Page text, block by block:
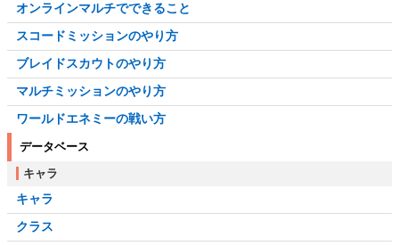
オンラインマルチでできること
スコードミッションのやり方
ブレイドスカウトのやり方
マルチミッションのやり方
ワールドエネミーの戦い方
データベース
キャラ
キャラ
クラス